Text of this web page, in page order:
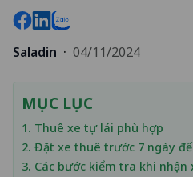
Saladin · 04/11/2024
MỤC LỤC
1. Thuê xe tự lái phù hợp
2. Đặt xe thuê trước 7 ngày
3. Các bước kiểm tra khi nhận